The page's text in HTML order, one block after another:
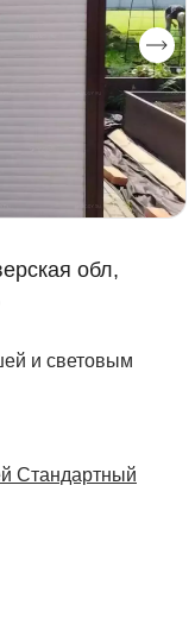
обл,
и световым
Стандартный